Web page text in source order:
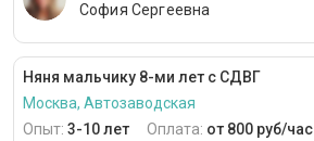
София Сергеевна
Няня мальчику 8-ми лет с СДВГ
Москва, Автозаводская
Опыт: 3-10 лет Оплата: от 800 руб/час